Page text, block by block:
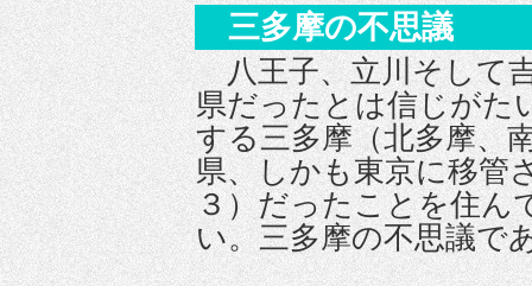
三多摩の不思議
八王子、立川そして
県だったとは信じがた
する三多摩（北多摩、
県、しかも東京に移管
３）だったことを住ん
い。三多摩の不思議で